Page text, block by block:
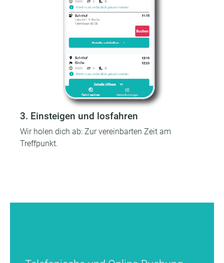
3. Einsteigen und losfahren
Wir holen dich ab: Zur vereinbarten Zeit am
Treffpunkt.